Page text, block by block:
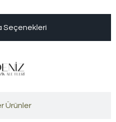
Seçenekleri
Ürünler